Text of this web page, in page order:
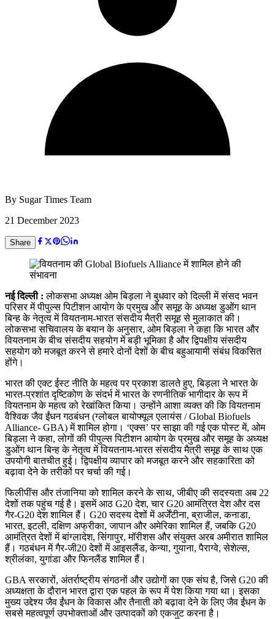
By Sugar Times Team
21 December 2023
Share
नई दिल्ली : लोकसभा अध्यक्ष ओम बिड़ला ने बुधवार को दिल्ली में संसद भवन
परिसर में पीपुल्स पिटीशन आयोग के प्रमुख और समूह के अध्यक्ष डुओंग थान
बिन्ह के नेतृत्व में वियतनाम-भारत संसदीय मैत्री समूह से मुलाकात की।
लोकसभा सचिवालय के बयान के अनुसार, ओम बिड़ला ने कहा कि भारत और
वियतनाम के बीच संसदीय सहयोग में बड़ी भूमिका है और द्विपक्षीय संसदीय
सहयोग को मजबूत करने से हमारे दोनों देशों के बीच बहुआयामी संबंध विकसित
होंगे।
भारत की एक्ट ईस्ट नीति के महत्व पर प्रकाश डालते हुए, बिड़ला ने भारत के
भारत-प्रशांत दृष्टिकोण के संदर्भ में भारत के रणनीतिक भागीदार के रूप में
वियतनाम के महत्व को रेखांकित किया। उन्होंने आशा व्यक्त की कि वियतनाम
वैश्विक जैव ईंधन गठबंधन (ग्लोबल बायोफ्यूल एलायंस / Global Biofuels
Alliance- GBA) में शामिल होगा। ‘एक्स’ पर साझा की गई एक पोस्ट में, ओम
बिड़ला ने कहा, लोगों की पीपुल्स पिटीशन आयोग के प्रमुख और समूह के अध्यक्ष
डुओंग थान बिन्ह के नेतृत्व में वियतनाम-भारत संसदीय मैत्री समूह के साथ एक
उपयोगी बातचीत हुई। द्विपक्षीय व्यापार को मजबूत करने और सहकारिता को
बढ़ावा देने के तरीकों पर चर्चा की गई।
फिलीपींस और तंजानिया को शामिल करने के साथ, जीबीए की सदस्यता अब 22
देशों तक पहुंच गई है। इसमें आठ G20 देश, चार G20 आमंत्रित देश और दस
गैर-G20 देश शामिल हैं। G20 सदस्य देशों में अर्जेंटीना, ब्राजील, कनाडा,
भारत, इटली, दक्षिण अफ्रीका, जापान और अमेरिका शामिल हैं, जबकि G20
आमंत्रित देशों में बांग्लादेश, सिंगापुर, मॉरीशस और संयुक्त अरब अमीरात शामिल
हैं। गठबंधन में गैर-जी20 देशों में आइसलैंड, केन्या, गुयाना, पैराग्वे, सेशेल्स,
श्रीलंका, युगांडा और फिनलैंड शामिल हैं।
GBA सरकारों, अंतर्राष्ट्रीय संगठनों और उद्योगों का एक संघ है, जिसे G20 की
अध्यक्षता के दौरान भारत द्वारा एक पहल के रूप में पेश किया गया था। इसका
मुख्य उद्देश्य जैव ईंधन के विकास और तैनाती को बढ़ावा देने के लिए जैव ईंधन के
सबसे महत्वपूर्ण उपभोक्ताओं और उत्पादकों को एकजुट करना है।